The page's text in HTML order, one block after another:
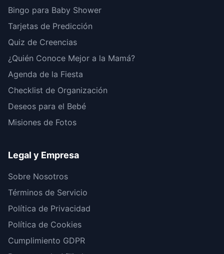
Bingo para Baby Shower
Tarjetas de Predicción
Quiz de Creencias
¿Quién Conoce Mejor a la Mamá?
Agenda de la Fiesta
Checklist de Organización
Deseos para el Bebé
Misiones de Fotos
Legal y Empresa
Sobre Nosotros
Términos de Servicio
Política de Privacidad
Política de Cookies
Cumplimiento GDPR